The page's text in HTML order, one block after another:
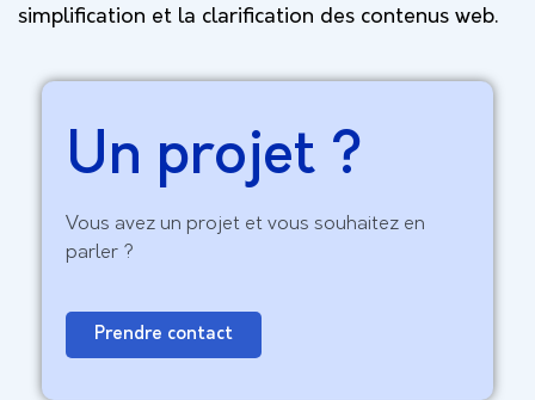
simplification et la clarification des contenus web.
Un projet ?
Vous avez un projet et vous souhaitez en
parler ?
Prendre contact